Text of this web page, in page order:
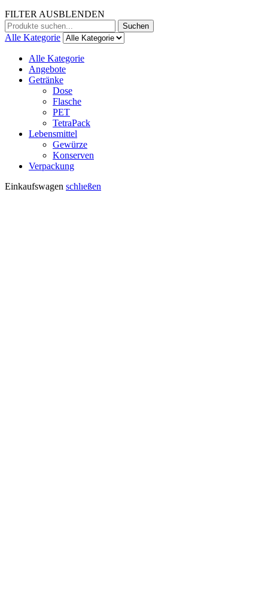
FILTER AUSBLENDEN
Suchen
nach:
Suchen
Alle Kategorie
Alle Kategorie
Angebote
Getränke
Dose
Flasche
PET
TetraPack
Lebensmittel
Gewürze
Konserven
Verpackung
Einkaufswagen schlıeßen